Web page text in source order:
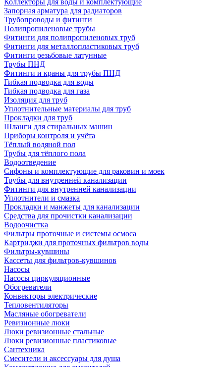
Коллекторы для воды и комплектующие
Запорная арматура для радиаторов
Трубопроводы и фитинги
Полипропиленовые трубы
Фитинги для полипропиленовых труб
Фитинги для металлопластиковых труб
Фитинги резьбовые латунные
Трубы ПНД
Фитинги и краны для трубы ПНД
Гибкая подводка для воды
Гибкая подводка для газа
Изоляция для труб
Уплотнительные материалы для труб
Прокладки для труб
Шланги для стиральных машин
Приборы контроля и учёта
Тёплый водяной пол
Трубы для тёплого пола
Водоотведение
Сифоны и комплектующие для раковин и моек
Трубы для внутренней канализации
Фитинги для внутренней канализации
Уплотнители и смазка
Прокладки и манжеты для канализации
Средства для прочистки канализации
Водоочистка
Фильтры проточные и системы осмоса
Картриджи для проточных фильтров воды
Фильтры-кувшины
Кассеты для фильтров-кувшинов
Насосы
Насосы циркуляционные
Обогреватели
Конвекторы электрические
Тепловентиляторы
Масляные обогреватели
Ревизионные люки
Люки ревизионные стальные
Люки ревизионные пластиковые
Сантехника
Смесители и аксессуары для душа